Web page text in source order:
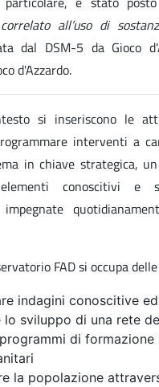
all’uso di
dal DSM-5 da Gioco
d'Azzardo.
si inseriscono le
interventi a
in chiave strategica,
conoscitivi e
impegnate
FAD si occupa
indagini conoscitive
lo sviluppo di una rete
di
la popolazione